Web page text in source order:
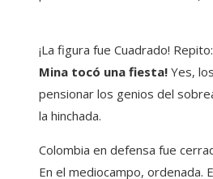
¡La figura fue Cuadrado! Repito:
Mina tocó una fiesta! Yes,
pensionar los genios del
la hinchada.
Colombia en defensa fue
En el mediocampo, ordenada.